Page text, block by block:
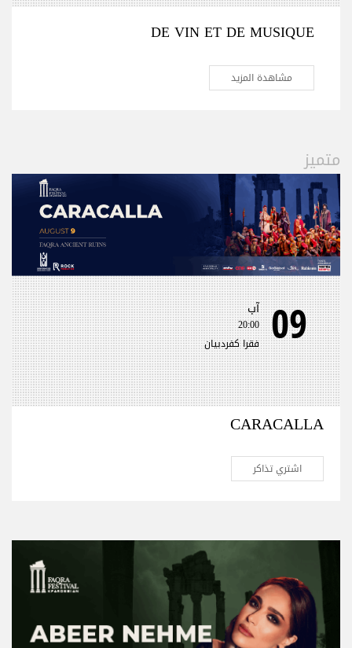
DE VIN ET DE MUSIQUE
مشاهدة المزيد
متميز
09 آب
20:00
فقرا كفردبيان
CARACALLA
اشتري تذاكر